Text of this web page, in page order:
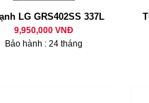
LG GRS402SS 337L
9,950,000 VNĐ
Bảo hành : 24 tháng